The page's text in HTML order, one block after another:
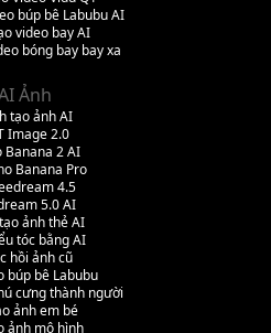
búp bê Labubu AI
video bay AI
bóng bay bay xa
Ảnh
tạo ảnh AI
Image 2.0
Banana 2 AI
Banana Pro
4.5
5.0 AI
ảnh thẻ AI
tóc bằng AI
hồi ảnh cũ
búp bê Labubu
cưng thành người
ảnh em bé
ảnh mô hình